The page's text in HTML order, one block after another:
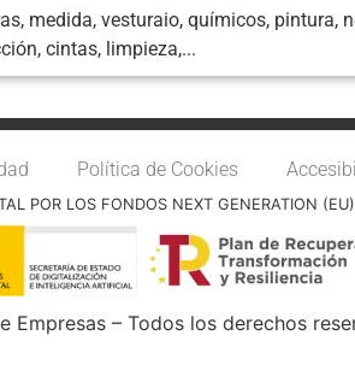
medida, vesturaio, químicos, pintura,
cintas, limpieza,...
Política de Cookies
POR LOS FONDOS NEXT GENERATION
Empresas – Todos los derechos